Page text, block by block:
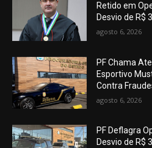
Retido em
Desvio de R$
agosto 6, 2026
PF Chama
Esportivo
Contra
agosto 6, 2026
PF Deflagra
Desvio de R$